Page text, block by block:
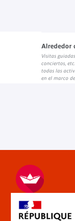
Alrededor
Visitas
conciertos, etc.
todas las
en el marco